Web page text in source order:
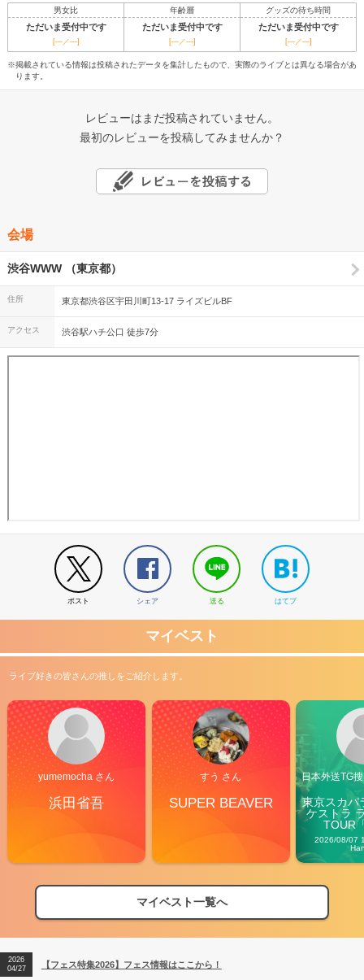
男女比 年齢層 グッズの待ち時間
ただいま受付中です ただいま受付中です ただいま受付中です
[---／---] [---／---] [---／---]
※掲載されている情報は投稿されたデータを集計したもので、実際のライブとは異なる場合があ
ります。
レビューはまだ投稿されていません。
最初のレビューを投稿してみませんか？
会場
渋谷WWW （東京都）
住所 東京都渋谷区宇田川町13-17 ライズビルBF
アクセス 渋谷駅ハチ公口 徒歩7分
ポスト シェア 送る はてブ
マイベスト
ライブ好きの皆さんの推しをご紹介します。
yumemocha さん
浜田省吾
すう さん
SUPER BEAVER
日本外送TG
東京スカパ
ケストラ
TOUR
2026/08/07
マイベスト一覧へ
【フェス特集2026】フェス情報はここから！
【ライブ動員ランキング】2026年上半期編発表！
2026
04/27
【フェス特集2026】フェス情報はここから！